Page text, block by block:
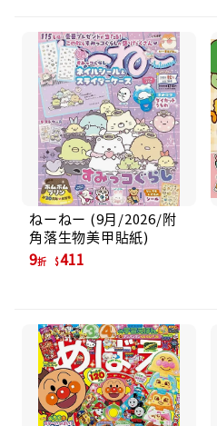
ねーねー (9月/2026/附
角落生物美甲貼紙)
9折 411